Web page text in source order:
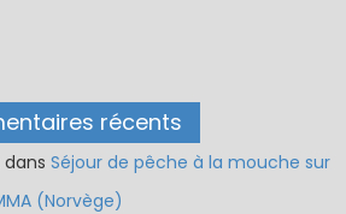
récents
dans Séjour de pêche à la mouche sur
(Norvège)